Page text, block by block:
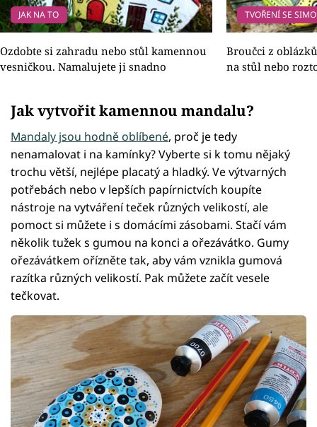
JAK NA TO
Ozdobte si zahradu nebo stůl kamennou
vesničkou. Namalujete ji snadno
TVOŘENÍ SE
Broučci z
na stůl nebo
Jak vytvořit kamennou mandalu?
Mandaly jsou hodně oblíbené, proč je tedy
nenamalovat i na kamínky? Vyberte si k tomu nějaký
trochu větší, nejlépe placatý a hladký. Ve výtvarných
potřebách nebo v lepších papírnictvích koupíte
nástroje na vytváření teček různých velikostí, ale
pomoct si můžete i s domácími zásobami. Stačí vám
několik tužek s gumou na konci a ořezávátko. Gumy
ořezávátkem ořízněte tak, aby vám vznikla gumová
razítka různých velikostí. Pak můžete začít vesele
tečkovat.